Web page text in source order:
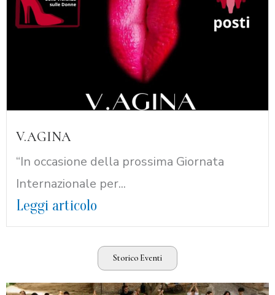
V.AGINA
“In occasione della prossima Giornata
Internazionale per...
Leggi articolo
Storico Eventi